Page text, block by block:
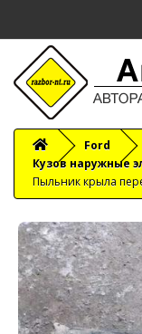
Ford
Кузов наружные
Пыльник крыла